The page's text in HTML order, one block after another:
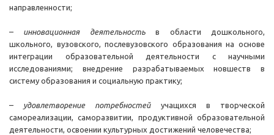
направленности;
– инновационная деятельностьв области дошкольного,
школьного, вузовского, послевузовского образования на основе
интеграции образовательной деятельности с научными
исследованиями; внедрение разрабатываемых новшеств в
систему образования и социальную практику;
– удовлетворение потребностейучащихся в творческой
самореализации, саморазвитии, продуктивной образовательной
деятельности, освоении культурных достижений человечества;